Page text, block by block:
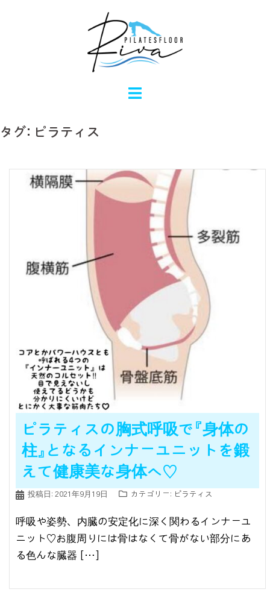
キ
タグ: ピラティス
ピラティスの胸式呼吸で『身体の
柱』となるインナーユニットを鍛
えて健康美な身体へ♡
投稿日: 2021年9月19日 カテゴリー: ピラティス
呼吸や姿勢、内臓の安定化に深く関わるインナーユ
ニット♡⁣お腹周りには骨はなくて⁣骨がない部分にあ
る色んな⁣臓器 […]